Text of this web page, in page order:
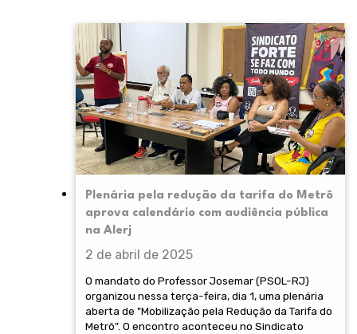
Plenária pela redução da tarifa do Metrô
aprova calendário com audiência pública
na Alerj
2 de abril de 2025
O mandato do Professor Josemar (PSOL-RJ)
organizou nessa terça-feira, dia 1, uma plenária
aberta de "Mobilização pela Redução da Tarifa do
Metrô". O encontro aconteceu no Sindicato